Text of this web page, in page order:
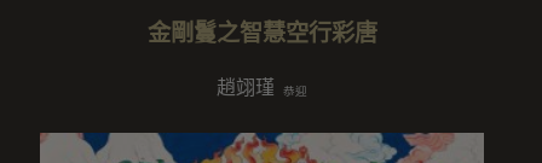
金剛鬘之智慧空行彩唐
趙翊瑾 恭迎